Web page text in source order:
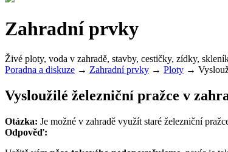
Zahradní prvky
Živé ploty, voda v zahradě, stavby, cestičky, zídky,
Poradna a diskuze → Zahradní prvky → Ploty →
Vysloužilé železniční pražce v
Otázka: Je možné v zahradě využít staré železniční
Odpověď: